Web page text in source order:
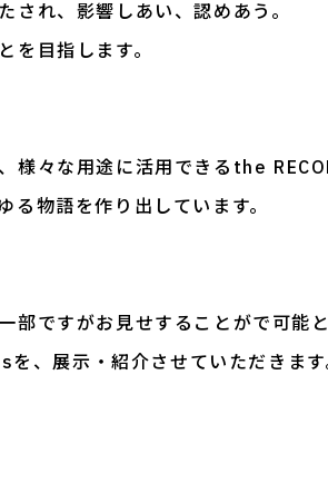
され、影響しあい、認めあう。
を目指します。
様々な用途に活用できるthe
る物語を作り出しています。
部ですがお見せすることがで可能
、展示・紹介させていただきます